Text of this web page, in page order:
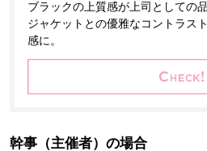
ブラックの上質感が上司としての
ジャケットとの優雅なコントラス
感に。
幹事（主催者）の場合